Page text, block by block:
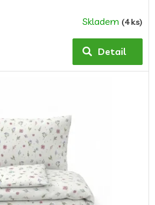
Skladem (4 ks)
Detail